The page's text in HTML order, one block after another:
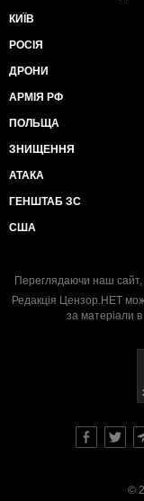
КИЇВ
РОСІЯ
ДРОНИ
АРМІЯ РФ
ПОЛЬЩА
ЗНИЩЕННЯ
АТАКА
ГЕНШТАБ ЗС
США
Переглядаючи наш сайт,
Редакція Цензор.НЕТ
за матеріали в
©